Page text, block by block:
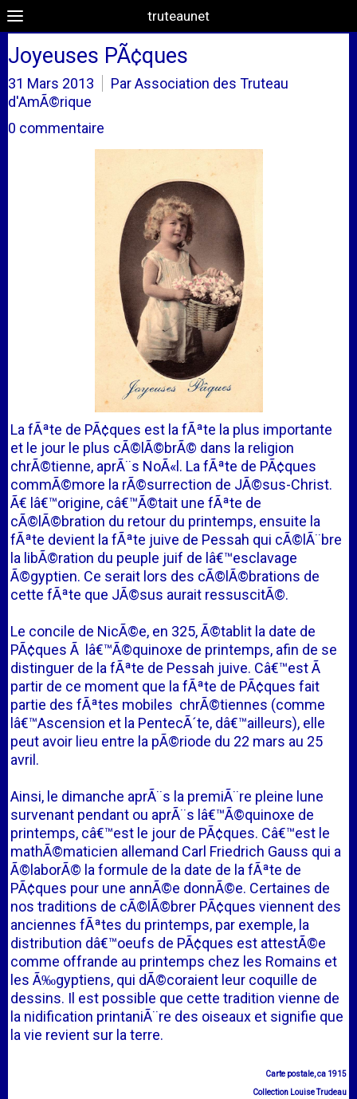
truteaunet
Joyeuses PÃ¢ques
31 Mars 2013
Par Association des Truteau
d'AmÃ©rique
0 commentaire
La fÃªte de PÃ¢ques est la fÃªte la plus importante
et le jour le plus cÃ©lÃ©brÃ© dans la religion
chrÃ©tienne, aprÃ¨s NoÃ«l. La fÃªte de PÃ¢ques
commÃ©more la rÃ©surrection de JÃ©sus-Christ.
Ã€ lâ€™origine, câ€™Ã©tait une fÃªte de
cÃ©lÃ©bration du retour du printemps, ensuite la
fÃªte devient la fÃªte juive de Pessah qui cÃ©lÃ¨bre
la libÃ©ration du peuple juif de lâ€™esclavage
Ã©gyptien. Ce serait lors des cÃ©lÃ©brations de
cette fÃªte que JÃ©sus aurait ressuscitÃ©.
Le concile de NicÃ©e, en 325, Ã©tablit la date de
PÃ¢ques Ã lâ€™Ã©quinoxe de printemps, afin de se
distinguer de la fÃªte de Pessah juive. Câ€™est Ã
partir de ce moment que la fÃªte de PÃ¢ques fait
partie des fÃªtes mobiles chrÃ©tiennes (comme
lâ€™Ascension et la PentecÃ´te, dâ€™ailleurs), elle
peut avoir lieu entre la pÃ©riode du 22 mars au 25
avril.
Ainsi, le dimanche aprÃ¨s la premiÃ¨re pleine lune
survenant pendant ou aprÃ¨s lâ€™Ã©quinoxe de
printemps, câ€™est le jour de PÃ¢ques. Câ€™est le
mathÃ©maticien allemand Carl Friedrich Gauss qui a
Ã©laborÃ© la formule de la date de la fÃªte de
PÃ¢ques pour une annÃ©e donnÃ©e. Certaines de
nos traditions de cÃ©lÃ©brer PÃ¢ques viennent des
anciennes fÃªtes du printemps, par exemple, la
distribution dâ€™oeufs de PÃ¢ques est attestÃ©e
comme offrande au printemps chez les Romains et
les Ã‰gyptiens, qui dÃ©coraient leur coquille de
dessins. Il est possible que cette tradition vienne de
la nidification printaniÃ¨re des oiseaux et signifie que
la vie revient sur la terre.
Carte postale, ca 1915
Collection Louise Trudeau